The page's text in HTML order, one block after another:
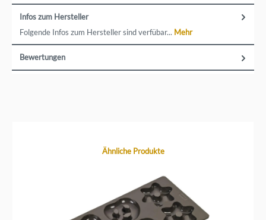
Infos zum Hersteller
Folgende Infos zum Hersteller sind verfübar... Mehr
Bewertungen
Produktgalerie überspringenÄhnliche Produkte